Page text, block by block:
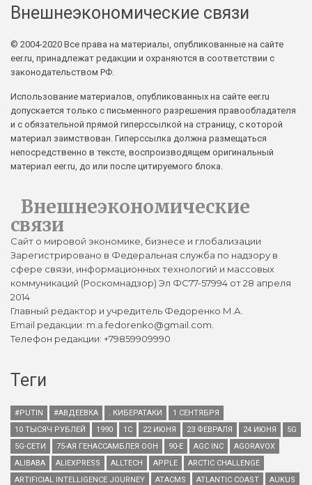
Внешнеэкономические связи
© 2004-2020 Все права на материалы, опубликованные на сайте
eer.ru, принадлежат редакции и охраняются в соответствии с
законодательством РФ.
Использование материалов, опубликованных на сайте eer.ru
допускается только с письменного разрешения правообладателя
и с обязательной прямой гиперссылкой на страницу, с которой
материал заимствован. Гиперссылка должна размещаться
непосредственно в тексте, воспроизводящем оригинальный
материал eer.ru, до или после цитируемого блока.
Внешнеэкономические
связи
Сайт о мировой экономике, бизнесе и глобализации
Зарегистрировано в Федеральная служба по надзору в
сфере связи, информационных технологий и массовых
коммуникаций (Роскомнадзор) Эл ФС77-57994 от 28 апреля
2014
Главный редактор и учредитель Федоренко М.А.
Email редакции: m.a.fedorenko@gmail.com.
Телефон редакции: +79859909990
Теги
#PUTIN #АВДЕЕВКА . КИБЕРАТАКИ
1 СЕНТЯБРЯ
10 ТЫСЯЧ РУБЛЕЙ
1990 1С 22 ИЮНЯ 23 ФЕВРАЛЯ 24 ИЮНЯ
5G
5G-СЕТИ
75-АЯ ГЕНАССАМБЛЕЯ ООН 90-Е AGC INC
AGORAVOX
ALIBABA
ALIEXPRESS ALLTECH APPLE
ARCTIC CHALLENGE
ARTIFICIAL INTELLIGENCE JOURNEY
ATACMS ATLANTIC COAST
AUKUS